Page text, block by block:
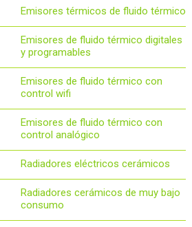
Emisores térmicos de fluido térmico
Emisores de fluido térmico digitales
y programables
Emisores de fluido térmico con
control wifi
Emisores de fluido térmico con
control analógico
Radiadores eléctricos cerámicos
Radiadores cerámicos de muy bajo
consumo